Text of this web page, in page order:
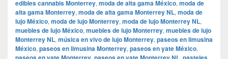
edibles cannabis Monterrey, moda de alta gama México, moda de
alta gama Monterrey, moda de alta gama Monterrey NL, moda de
lujo México, moda de lujo Monterrey, moda de lujo Monterrey NL,
muebles de lujo México, muebles de lujo Monterrey, muebles de lujo
Monterrey NL, música en vivo de lujo Monterrey, paseos en limusina
México, paseos en limusina Monterrey, paseos en yate México,
, ,